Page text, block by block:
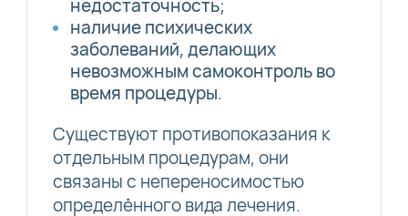
недостаточность;
наличие психических
заболеваний, делающих
невозможным самоконтроль во
время процедуры.
Существуют противопоказания к
отдельным процедурам, они
связаны с непереносимостью
определённого вида лечения.